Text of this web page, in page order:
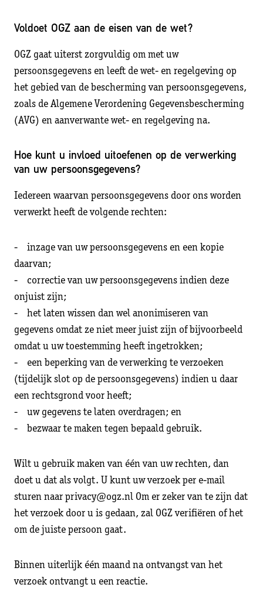
Voldoet OGZ aan de eisen van de wet?
OGZ gaat uiterst zorgvuldig om met uw
persoonsgegevens en leeft de wet- en regelgeving op
het gebied van de bescherming van persoonsgegevens,
zoals de Algemene Verordening Gegevensbescherming
(AVG) en aanverwante wet- en regelgeving na.
Hoe kunt u invloed uitoefenen op de verwerking
van uw persoonsgegevens?
Iedereen waarvan persoonsgegevens door ons worden
verwerkt heeft de volgende rechten:
- inzage van uw persoonsgegevens en een kopie
daarvan;
- correctie van uw persoonsgegevens indien deze
onjuist zijn;
- het laten wissen dan wel anonimiseren van
gegevens omdat ze niet meer juist zijn of bijvoorbeeld
omdat u uw toestemming heeft ingetrokken;
- een beperking van de verwerking te verzoeken
(tijdelijk slot op de persoonsgegevens) indien u daar
een rechtsgrond voor heeft;
- uw gegevens te laten overdragen; en
- bezwaar te maken tegen bepaald gebruik.
Wilt u gebruik maken van één van uw rechten, dan
doet u dat als volgt. U kunt uw verzoek per e-mail
sturen naar privacy@ogz.nl Om er zeker van te zijn dat
het verzoek door u is gedaan, zal OGZ verifiëren of het
om de juiste persoon gaat.
Binnen uiterlijk één maand na ontvangst van het
verzoek ontvangt u een reactie.